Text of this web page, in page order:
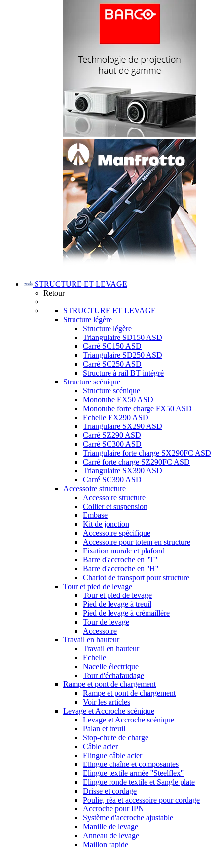
STRUCTURE ET LEVAGE
Retour
STRUCTURE ET LEVAGE
Structure légère
Structure légère
Triangulaire SD150 ASD
Carré SC150 ASD
Triangulaire SD250 ASD
Carré SC250 ASD
Structure à rail BT intégré
Structure scénique
Structure scénique
Monotube EX50 ASD
Monotube forte charge FX50 ASD
Echelle EX290 ASD
Triangulaire SX290 ASD
Carré SZ290 ASD
Carré SC300 ASD
Triangulaire forte charge SX290FC ASD
Carré forte charge SZ290FC ASD
Triangulaire SX390 ASD
Carré SC390 ASD
Accessoire structure
Accessoire structure
Collier et suspension
Embase
Kit de jonction
Accessoire spécifique
Accessoire pour totem en structure
Fixation murale et plafond
Barre d'accroche en ''T''
Barre d'accroche en ''H''
Chariot de transport pour structure
Tour et pied de levage
Tour et pied de levage
Pied de levage à treuil
Pied de levage à crémaillère
Tour de levage
Accessoire
Travail en hauteur
Travail en hauteur
Echelle
Nacelle électrique
Tour d'échafaudage
Rampe et pont de chargement
Rampe et pont de chargement
Voir les articles
Levage et Accroche scénique
Levage et Accroche scénique
Palan et treuil
Stop-chute de charge
Câble acier
Elingue câble acier
Elingue chaîne et composantes
Elingue textile armée ''Steelflex''
Elingue ronde textile et Sangle plate
Drisse et cordage
Poulie, réa et accessoire pour cordage
Accroche pour IPN
Système d'accroche ajustable
Manille de levage
Anneau de levage
Maillon rapide